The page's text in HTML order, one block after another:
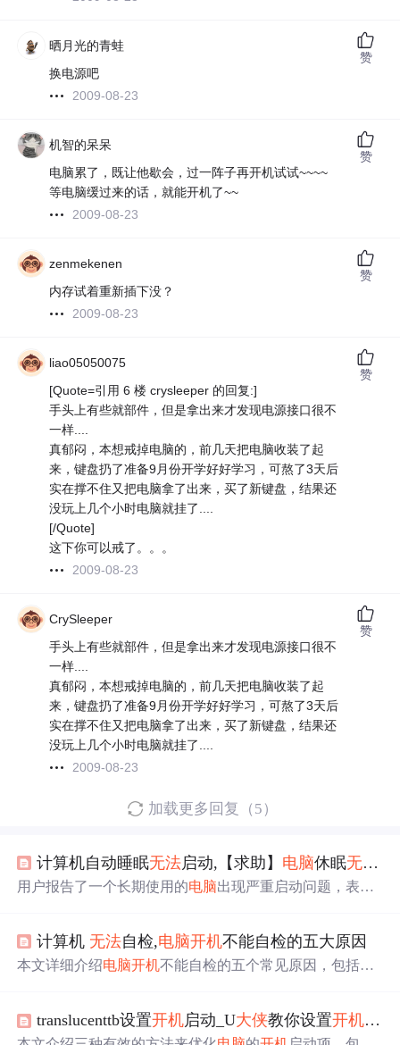
晒月光的青蛙
换电源吧
2009-08-23
赞
机智的呆呆
电脑累了，既让他歇会，过一阵子再开机试试~~~~
等电脑缓过来的话，就能开机了~~
2009-08-23
赞
zenmekenen
内存试着重新插下没？
2009-08-23
赞
liao05050075
[Quote=引用 6 楼 crysleeper 的回复:]
手头上有些就部件，但是拿出来才发现电源接口很不
一样....
真郁闷，本想戒掉电脑的，前几天把电脑收装了起
来，键盘扔了准备9月份开学好好学习，可熬了3天后
实在撑不住又把电脑拿了出来，买了新键盘，结果还
没玩上几个小时电脑就挂了....
[/Quote]
这下你可以戒了。。。
2009-08-23
赞
CrySleeper
手头上有些就部件，但是拿出来才发现电源接口很不
一样....
真郁闷，本想戒掉电脑的，前几天把电脑收装了起
来，键盘扔了准备9月份开学好好学习，可熬了3天后
实在撑不住又把电脑拿了出来，买了新键盘，结果还
没玩上几个小时电脑就挂了....
2009-08-23
赞
加载更多回复（5）
计算机自动睡眠无法启动,【求助】 电脑休眠无法
用户报告了一个长期使用的电脑出现严重启动问题，表现
但重启后问题重现。问题集中在主板上，但电源也可能是
疑点。用户希望找到解决方案，避免购买新 电脑 。
计算机 无法自检,电脑开机不能自检的五大原因
本文详细介绍电脑开机不能自检的五个常见原因，包括BI
translucenttb设置开机启动_U大侠教你设置开机启